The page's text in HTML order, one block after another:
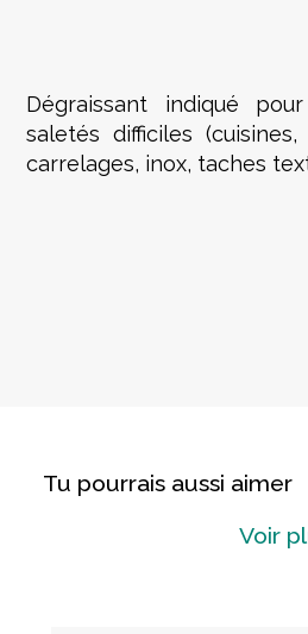
Dégraissant indiqué
saletés difficiles
carrelages, inox, taches
Tu pourrais aussi aimer
Voir